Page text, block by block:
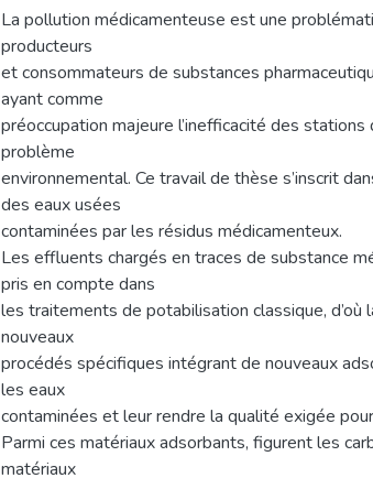
La pollution médicamenteuse est une
producteurs
et consommateurs de substances
ayant comme
préoccupation majeure l’inefficacité des stations
problème
environnemental. Ce travail de thèse s’inscrit
des eaux usées
contaminées par les résidus médicamenteux.
Les effluents chargés en traces de substance
pris en compte dans
les traitements de potabilisation classique, d’où
nouveaux
procédés spécifiques intégrant de nouveaux
les eaux
contaminées et leur rendre la qualité exigée
Parmi ces matériaux adsorbants, figurent les
matériaux